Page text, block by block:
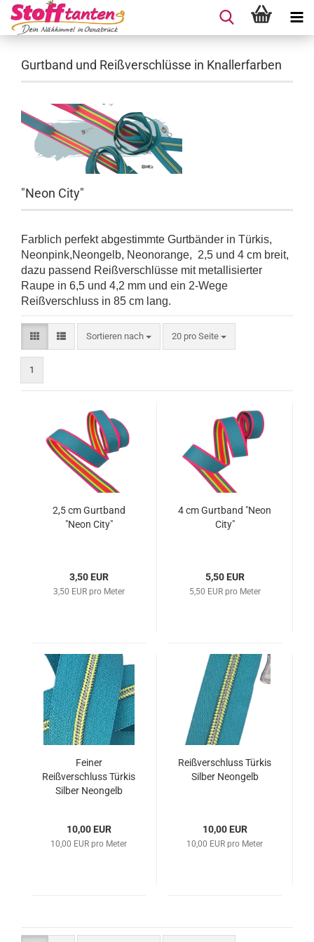
Gurtband und Reißverschlüsse in Knallerfarben
"Neon City"
Farblich perfekt abgestimmte Gurtbänder in Türkis,
Neonpink,Neongelb, Neonorange, 2,5 und 4 cm breit,
dazu passend Reißverschlüsse mit metallisierter
Raupe in 6,5 und 4,2 mm und ein 2-Wege
Reißverschluss in 85 cm lang.
Sortieren nach
Sortieren nach 20 pro Seite
pro Seite
1
2,5 cm Gurtband
"Neon City"
3,50 EUR
3,50 EUR pro Meter
4 cm Gurtband "Neon
City"
5,50 EUR
5,50 EUR pro Meter
Feiner
Reißverschluss Türkis
Silber Neongelb
10,00 EUR
10,00 EUR pro Meter
Reißverschluss Türkis
Silber Neongelb
10,00 EUR
10,00 EUR pro Meter